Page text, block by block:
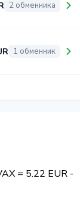
2 обменника
1 обменник
= 5.22 EUR -